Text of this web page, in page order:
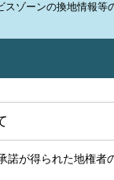
スゾーンの換地情報等
が得られた地権者